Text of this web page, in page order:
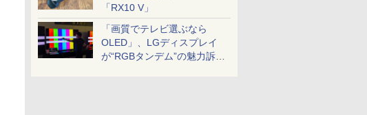
「RX10 V」
「画質でテレビ選ぶなら
OLED」、LGディスプレイ
が“RGBタンデム”の魅力訴